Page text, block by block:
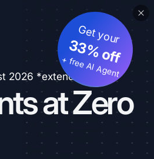
2026 *extended
at Zero
Get your
33% off
+ free AI Agent